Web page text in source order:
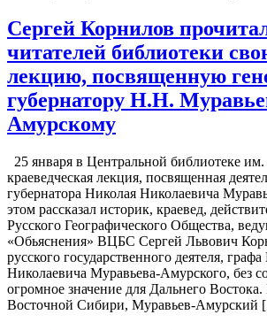
Сергей Корнилов
читателей библиотеки
лекцию, посвященную
губернатору Н.Н.
Амурскому
25 января в Центральной библиотеке
краеведческая лекция, посвященная
губернатора Николая Николаевича
этом рассказал историк, краевед,
Русского Географического Общества,
«Обьяснения» ВЦБС Сергей Львович
русского государственного деятеля,
Николаевича Муравьева-Амурского, без
огромное значение для Дальнего Востока.
Восточной Сибири, Муравьев-